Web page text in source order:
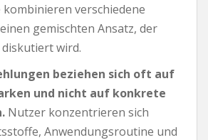
verschiedene
gemischten Ansatz, der
wird.
beziehen sich oft auf
und nicht auf konkrete
Nutzer konzentrieren sich
Anwendungsroutine und